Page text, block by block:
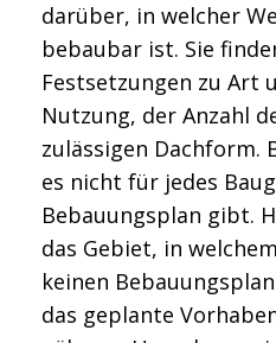
darüber, in welcher
bebaubar ist. Sie
Festsetzungen zu Art
Nutzung, der Anzahl
zulässigen Dachform.
es nicht für jedes
Bebauungsplan gibt.
das Gebiet, in
keinen
das geplante